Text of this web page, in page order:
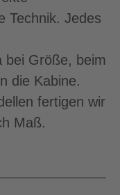
Technik. Jedes
bei Größe, beim
die Kabine.
fertigen wir
Maß.